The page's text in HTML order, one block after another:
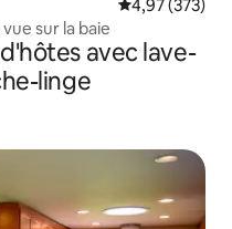
Évaluation
4,97 (373)
sur la baie
avec lave-
linge